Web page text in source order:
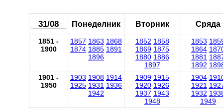
31/08 Понеделник Вторник Сряда
1851 -
1900
1857 1863 1868
1874 1885 1891
1896
1852 1858
1869 1875
1880 1886
1897
1853
1864
1881
1892
1901 -
1950
1903 1908 1914
1925 1931 1936
1942
1909 1915
1920 1926
1937 1943
1948
1904
1921
1932
1949